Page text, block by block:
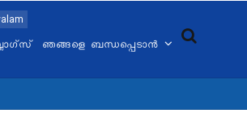
ഞങ്ങളെ ബന്ധപ്പെടാൻ